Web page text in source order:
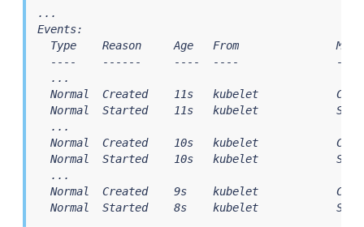
...
Events:
Type    Reason     Age   From
----    ------     ----  ----
  ...
Normal  Created    11s   kubelet
Normal  Started    11s   kubelet
  ...
Normal  Created    10s   kubelet
Normal  Started    10s   kubelet
  ...
Normal  Created    9s    kubelet
Normal  Started    8s    kubelet